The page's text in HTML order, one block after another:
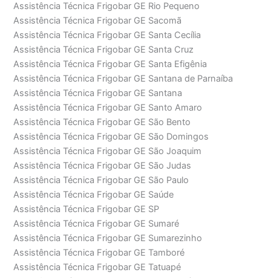
Assistência Técnica Frigobar GE Rio Pequeno
Assistência Técnica Frigobar GE Sacomã
Assistência Técnica Frigobar GE Santa Cecília
Assistência Técnica Frigobar GE Santa Cruz
Assistência Técnica Frigobar GE Santa Efigênia
Assistência Técnica Frigobar GE Santana de Parnaíba
Assistência Técnica Frigobar GE Santana
Assistência Técnica Frigobar GE Santo Amaro
Assistência Técnica Frigobar GE São Bento
Assistência Técnica Frigobar GE São Domingos
Assistência Técnica Frigobar GE São Joaquim
Assistência Técnica Frigobar GE São Judas
Assistência Técnica Frigobar GE São Paulo
Assistência Técnica Frigobar GE Saúde
Assistência Técnica Frigobar GE SP
Assistência Técnica Frigobar GE Sumaré
Assistência Técnica Frigobar GE Sumarezinho
Assistência Técnica Frigobar GE Tamboré
Assistência Técnica Frigobar GE Tatuapé